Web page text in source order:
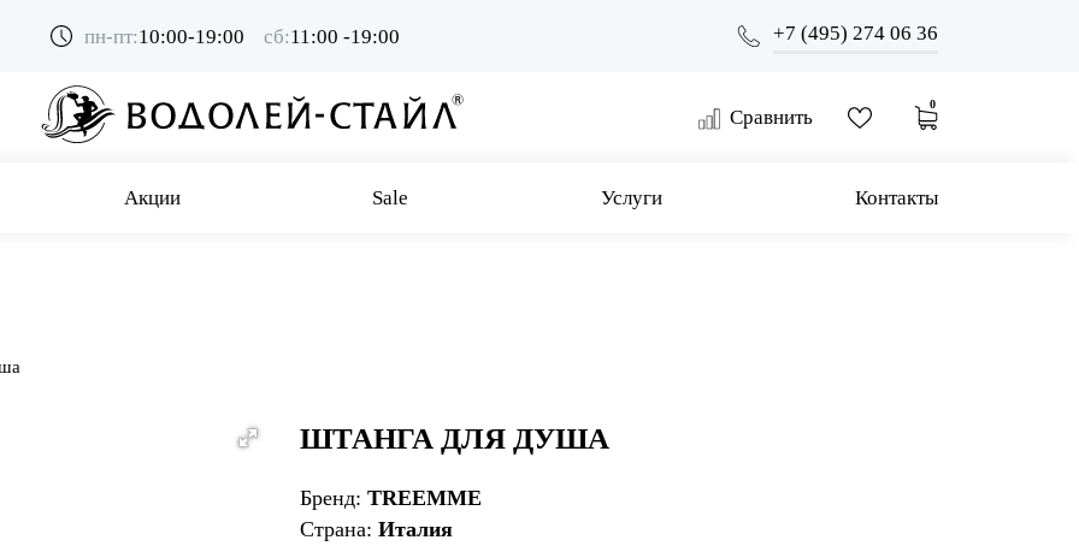
пн-пт:10:00-19:00 сб:11:00 -19:00 +7 (495) 274 06 36
Сравнить
0
Акции Sale Услуги Контакты
ШТАНГА ДЛЯ ДУША
Бренд: TREEMME
Страна: Италия